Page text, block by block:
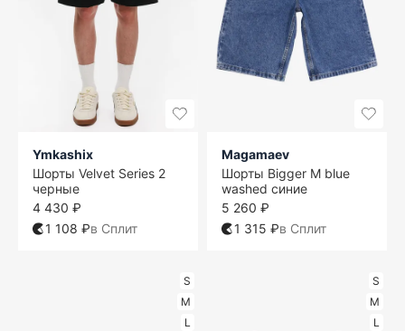
Ymkashix
Шорты Velvet Series 2
черные
4 430 ₽
1 108 ₽в Сплит
Magamaev
Шорты Bigger M blue
washed синие
5 260 ₽
1 315 ₽в Сплит
S
M
L
S
M
L